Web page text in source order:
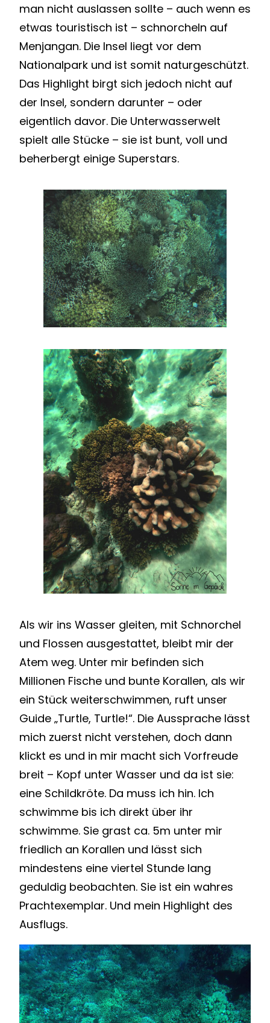
man nicht auslassen sollte – auch wenn es
etwas touristisch ist – schnorcheln auf
Menjangan. Die Insel liegt vor dem
Nationalpark und ist somit naturgeschützt.
Das Highlight birgt sich jedoch nicht auf
der Insel, sondern darunter – oder
eigentlich davor. Die Unterwasserwelt
spielt alle Stücke – sie ist bunt, voll und
beherbergt einige Superstars.
Als wir ins Wasser gleiten, mit Schnorchel
und Flossen ausgestattet, bleibt mir der
Atem weg. Unter mir befinden sich
Millionen Fische und bunte Korallen, als wir
ein Stück weiterschwimmen, ruft unser
Guide „Turtle, Turtle!“. Die Aussprache lässt
mich zuerst nicht verstehen, doch dann
klickt es und in mir macht sich Vorfreude
breit – Kopf unter Wasser und da ist sie:
eine Schildkröte. Da muss ich hin. Ich
schwimme bis ich direkt über ihr
schwimme. Sie grast ca. 5m unter mir
friedlich an Korallen und lässt sich
mindestens eine viertel Stunde lang
geduldig beobachten. Sie ist ein wahres
Prachtexemplar. Und mein Highlight des
Ausflugs.